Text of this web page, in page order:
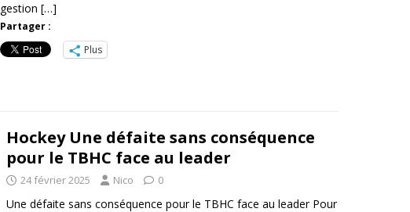
gestion […]
Partager :
Plus
Hockey Une défaite sans conséquence
pour le TBHC face au leader
24 février 2025 Nico 0
Une défaite sans conséquence pour le TBHC face au leader Pour